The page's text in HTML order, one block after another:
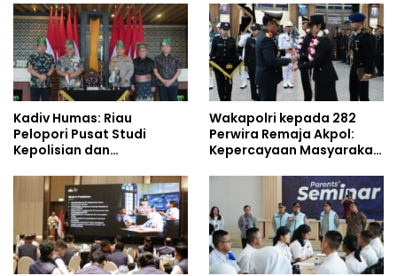
Era Digital
Umrah
Kadiv Humas: Riau
Pelopori Pusat Studi
Kepolisian dan
Policing Masuki Babak
Wakapolri kepada 282
Perwira Remaja Akpol:
Kepercayaan Masyarakat